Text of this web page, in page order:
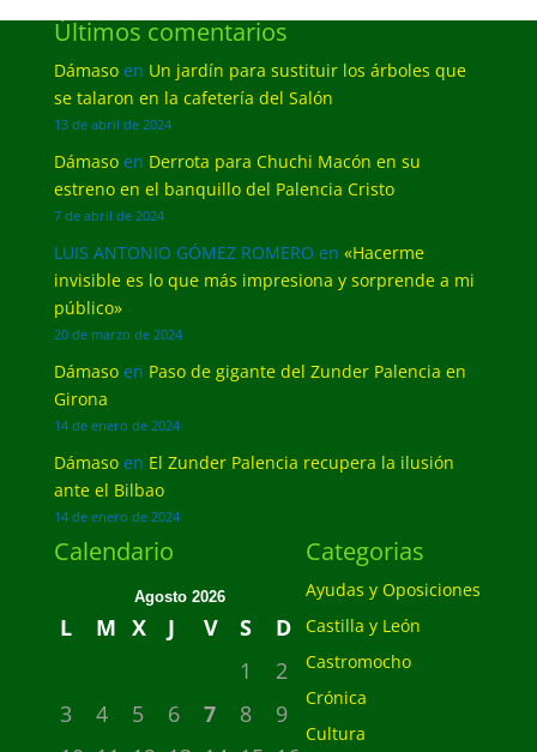
Últimos comentarios
Dámasoen Un jardín para sustituir los árboles que
se talaron en la cafetería del Salón
13 de abril de 2024
Dámasoen Derrota para Chuchi Macón en su
estreno en el banquillo del Palencia Cristo
7 de abril de 2024
LUIS ANTONIO GÓMEZ ROMERO en «Hacerme
invisible es lo que más impresiona y sorprende a mi
público»
20 de marzo de 2024
Dámasoen Paso de gigante del Zunder Palencia en
Girona
14 de enero de 2024
Dámasoen El Zunder Palencia recupera la ilusión
ante el Bilbao
14 de enero de 2024
Calendario
Agosto 2026
L M X J V S
D
1
2
3
4 5 6 7 8
9
Categorias
Ayudas y Oposiciones
Castilla y León
Castromocho
Crónica
Cultura